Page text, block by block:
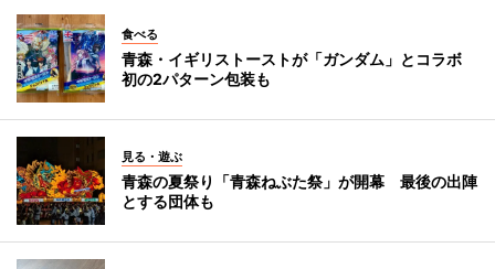
食べる
青森・イギリストーストが「ガンダム」とコラボ
初の2パターン包装も
見る・遊ぶ
青森の夏祭り「青森ねぶた祭」が開幕 最後の出陣
とする団体も